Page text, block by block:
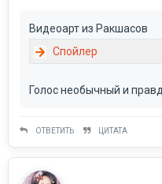
Видеоарт из Ракшасов
Голос необычный и
ОТВЕТИТЬ ЦИТАТА